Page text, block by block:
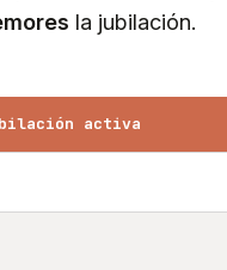
la jubilación.
activa